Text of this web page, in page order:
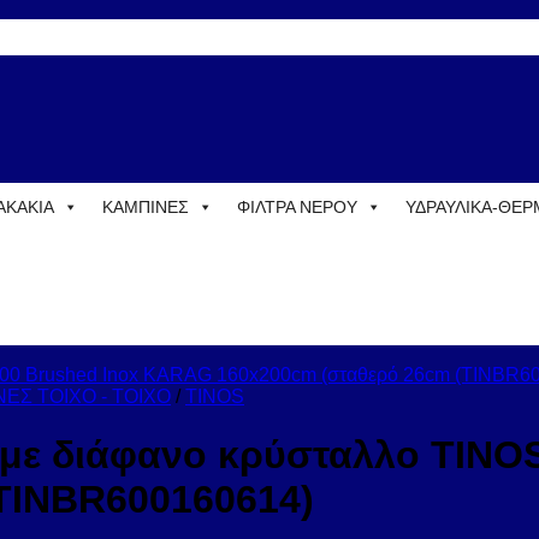
ΚΑΜΠΙΝΕΣ ΦΙΛΤΡΑ ΝΕΡΟΥ ΥΔΡΑΥΛΙΚΑ-
ΤΟΙΧΟ - ΤΟΙΧΟ / TINOS
διάφανο κρύσταλλο